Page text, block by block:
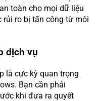
toàn cho mọi dữ liệu
ro bị tấn công từ môi
dịch vụ
là cực kỳ quan trọng
Bạn cần phải
khi đưa ra quyết